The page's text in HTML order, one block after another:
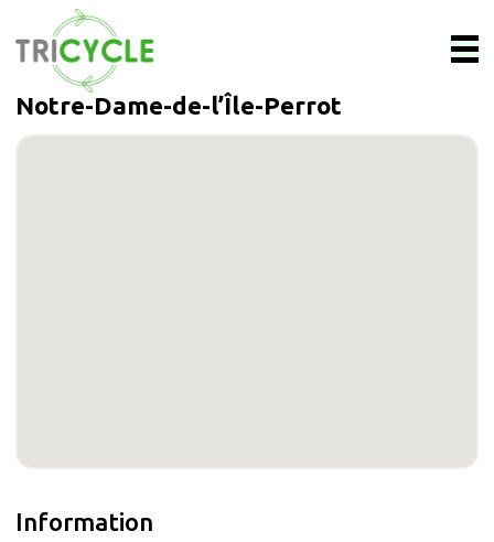
Notre-Dame-de-l’Île-Perrot
Information